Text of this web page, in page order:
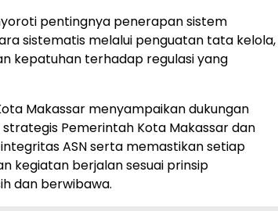
pentingnya penerapan sistem
sistematis melalui penguatan tata kelola,
kepatuhan terhadap regulasi yang
Makassar menyampaikan dukungan
Pemerintah Kota Makassar dan
ASN serta memastikan setiap
kegiatan berjalan sesuai prinsip
dan berwibawa.